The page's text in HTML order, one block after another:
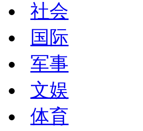
社会
国际
军事
文娱
体育